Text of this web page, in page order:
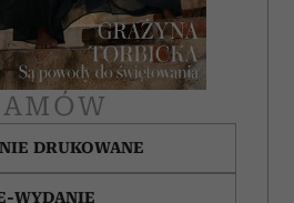
DRUKOWANE
WYDANIE